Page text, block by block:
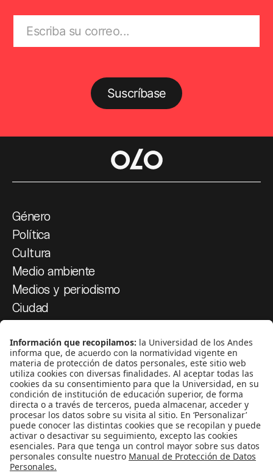
Suscríbase
Género
Política
Cultura
Medio ambiente
Medios y periodismo
Ciudad
¿Quiénes somos?
Podcasts
Ediciones especiales
Proyectos 070